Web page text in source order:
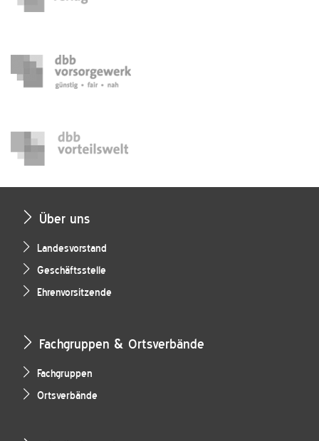
Über uns
Landesvorstand
Geschäftsstelle
Ehrenvorsitzende
Fachgruppen & Ortsverbände
Fachgruppen
Ortsverbände